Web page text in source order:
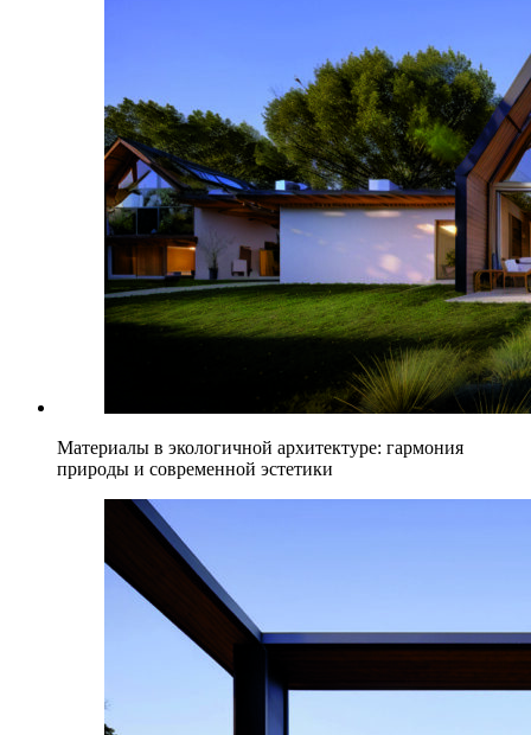
Материалы в экологичной архитектуре: гармония
природы и современной эстетики